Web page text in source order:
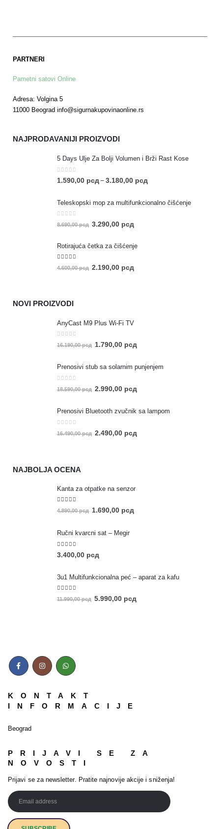
PARTNERI
Pametni satovi Online
Adresa: Volgina 5
11000 Beograd info@sigurnakupovinaonline.rs
NAJPRODAVANIJI PROIZVODI
5 Days Ulje Za Bolji Volumen i Brži Rast Kose
0 out of 5
1.590,00 рсд – 3.180,00 рсд
Teleskopski mop za multifunkcionalno čišćenje
0 out of 5
8.690,00рсд 3.290,00 рсд
Rotirajuća četka za čišćenje
5.00out of 5
4.600,00рсд 2.190,00 рсд
NOVI PROIZVODI
AnyCast M9 Plus Wi-Fi TV
0out of 5
16.190,00рсд 1.790,00 рсд
Prenosivi stub sa solarnim punjenjem
18.590,00рсд 2.990,00 рсд
Prenosivi Bluetooth zvučnik sa lampom
16.490,00рсд 2.490,00 рсд
NAJBOLJA OCENA
Kanta za otpatke na senzor
5.00out of 5
4.890,00рсд 1.690,00 рсд
Ručni kvarcni sat – Megir
5.00out of 5
3.400,00 рсд
3u1 Multifunkcionalna peć – aparat za kafu
5.00out of 5
11.990,00рсд 5.990,00 рсд
KONTAKT
INFORMACIJE
Beograd
PRIJAVI SE ZA
NOVOSTI
Prijavi se za newsletter. Pratite najnovije akcije i sniženja!